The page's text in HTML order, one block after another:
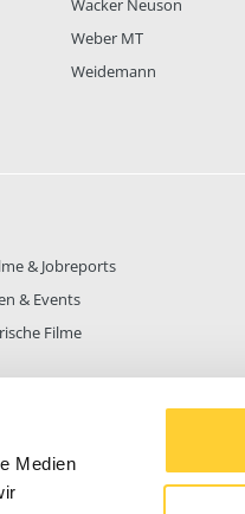
Medien
Wacker Neuson
Weber MT
Weidemann
& Jobreports
& Events
Filme